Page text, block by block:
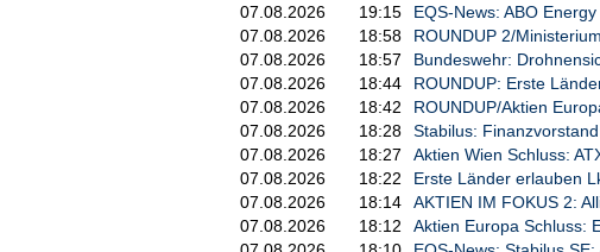
Bernstein-Analystin Le Louet misst vor allem
Nachfrage nach Glas- und
Bedeutung bei. Zudem verwies sie auf die
Sicherung der Liquidität wie etwa die
Überarbeitung des Investitionsplans sowie
resümierte sie unter Verweis auf das
Ergebnis. Das werde per Ende 2025
Doch auch wenn Kostensenkungen zwingend
größeres Risiko, was die Umsätze im
Anbieterwechsel könnte nach ihren Worten zu
Einnahmen bereits im Geschäftsjahr 2026
07.08.2026
19:15
EQS-News: ABO
07.08.2026
18:58
ROUNDUP 2/
07.08.2026
18:57
Bundeswehr:
07.08.2026
18:44
ROUNDUP: Erste
07.08.2026
18:42
ROUNDUP/Aktien
07.08.2026
18:28
Stabilus:
07.08.2026
18:27
Aktien Wien Schluss:
07.08.2026
18:22
Erste Länder erlauben
07.08.2026
18:14
AKTIEN IM FOKUS 2:
07.08.2026
18:12
Aktien Europa Schluss: